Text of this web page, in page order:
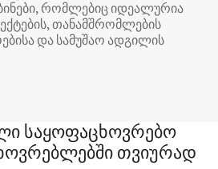
რომლებიც იდეალურია
თანამშრომლების
და სამუშაო ადგილის
საყოფაცხოვრებო
თვიურად